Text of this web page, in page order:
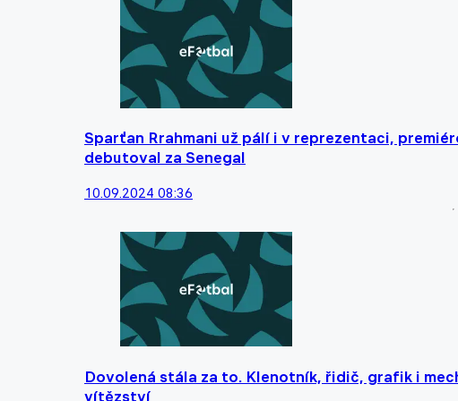
Sparťan Rrahmani už pálí i v reprezentaci,
debutoval za Senegal
10.09.2024 08:36
Dovolená stála za to. Klenotník, řidič, grafik i
vítězství